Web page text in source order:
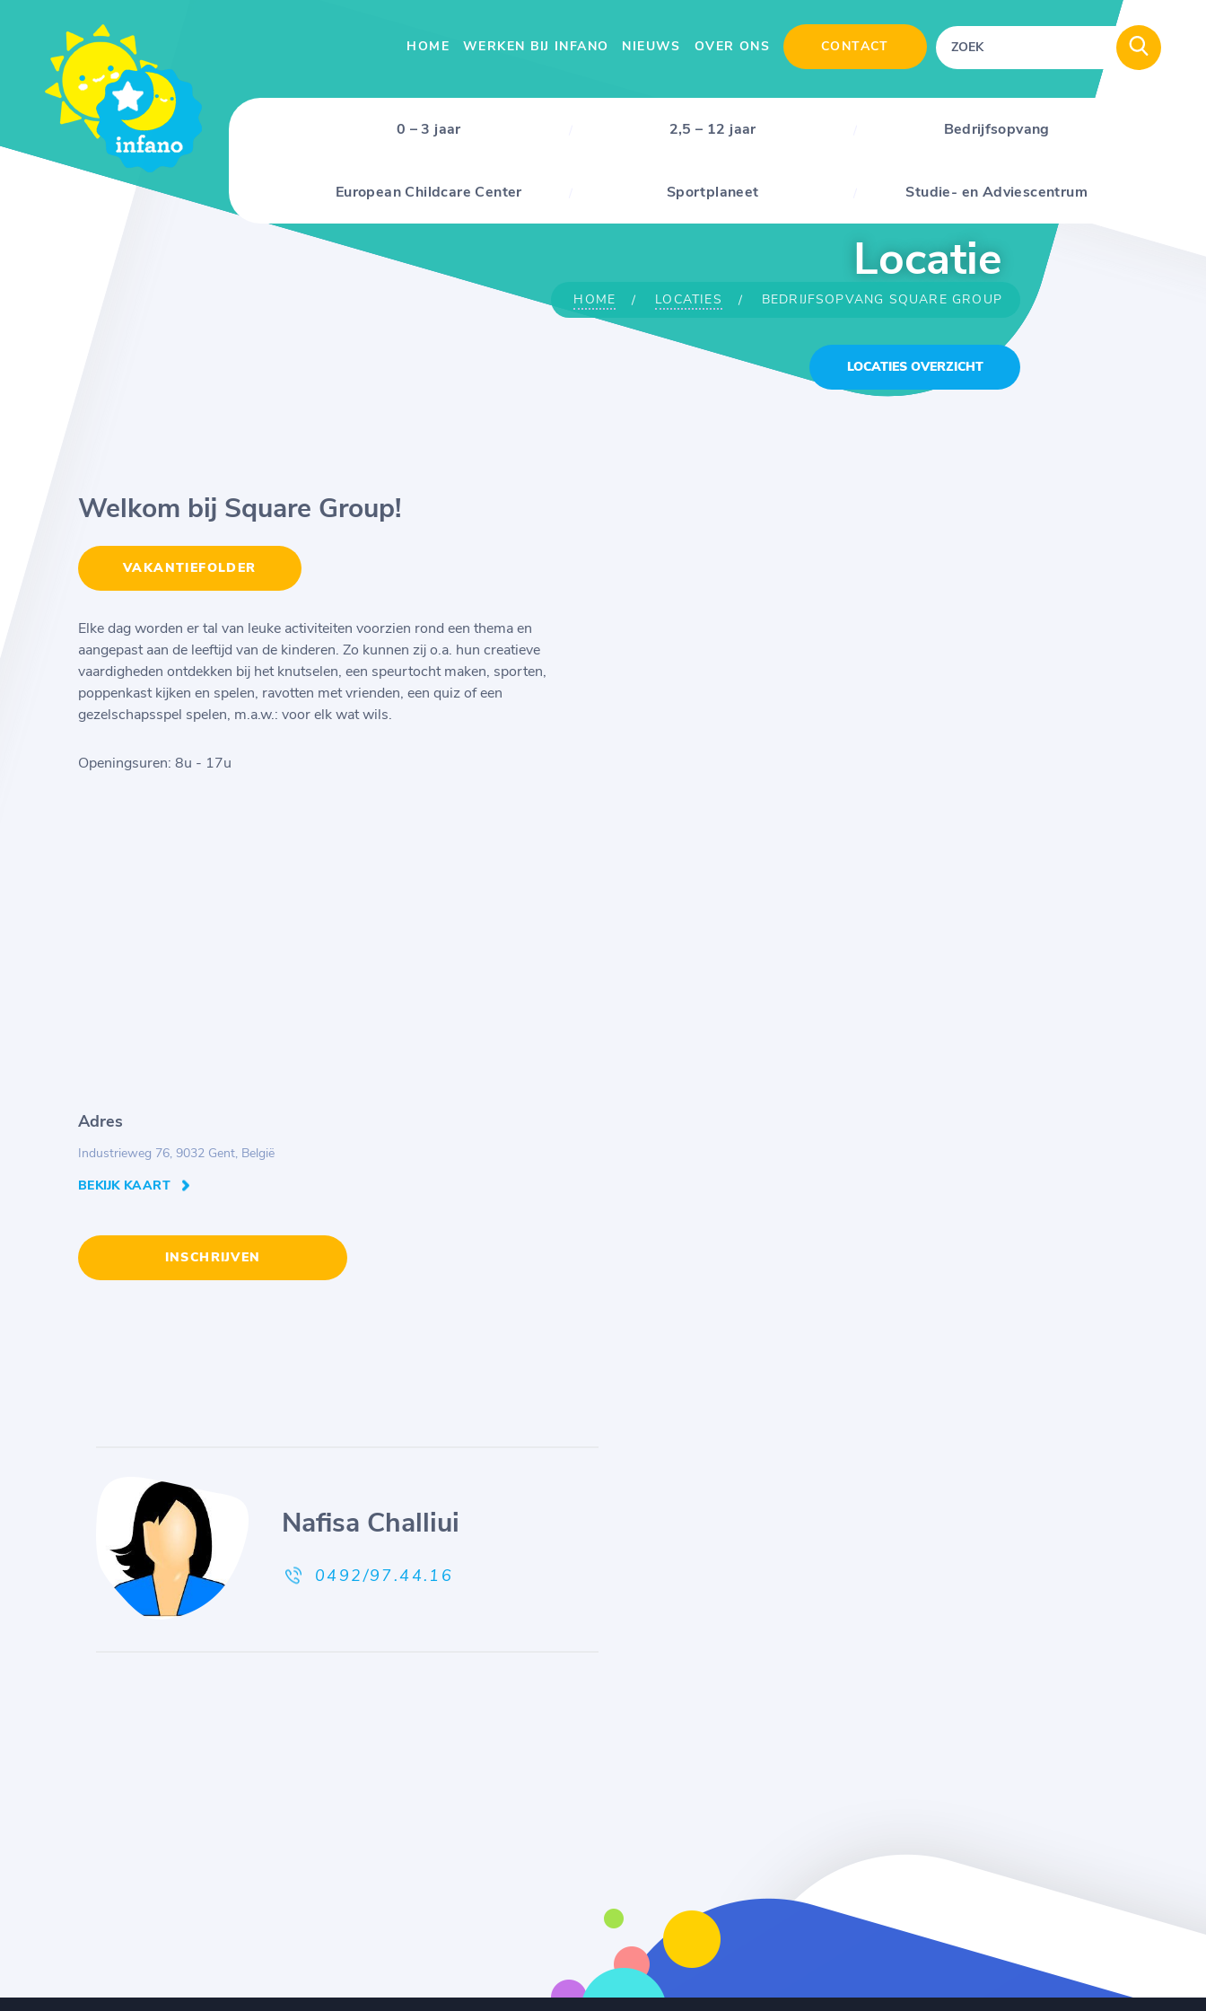
HOME WERKEN BIJ INFANO NIEUWS OVER ONS CONTACT
0 – 3 jaar 2,5 – 12 jaar Bedrijfsopvang
European Childcare Center Sportplaneet Studie- en Adviescentrum
Locatie
HOME LOCATIES BEDRIJFSOPVANG SQUARE GROUP
LOCATIES OVERZICHT
Welkom bij Square Group!
VAKANTIEFOLDER
Elke dag worden er tal van leuke activiteiten voorzien rond een thema en
aangepast aan de leeftijd van de kinderen. Zo kunnen zij o.a. hun creatieve
vaardigheden ontdekken bij het knutselen, een speurtocht maken, sporten,
poppenkast kijken en spelen, ravotten met vrienden, een quiz of een
gezelschapsspel spelen, m.a.w.: voor elk wat wils.
Openingsuren: 8u - 17u
Adres
Industrieweg 76, 9032 Gent, België
BEKIJK KAART
INSCHRIJVEN
Nafisa Challiui
0492/97.44.16